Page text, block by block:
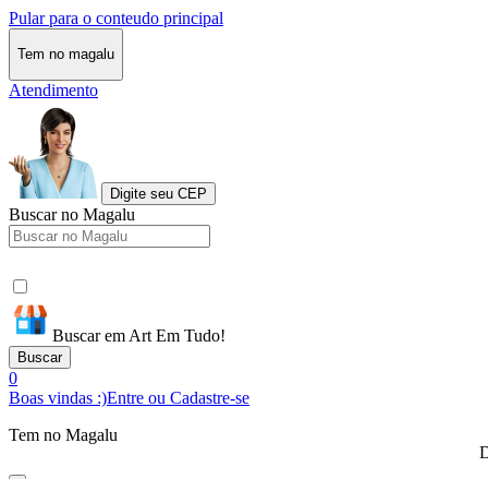
Pular para o conteudo principal
Tem no magalu
Atendimento
Digite seu CEP
Buscar no Magalu
Buscar em Art Em Tudo!
Buscar
0
Boas vindas :)Entre ou Cadastre-se
Tem no Magalu